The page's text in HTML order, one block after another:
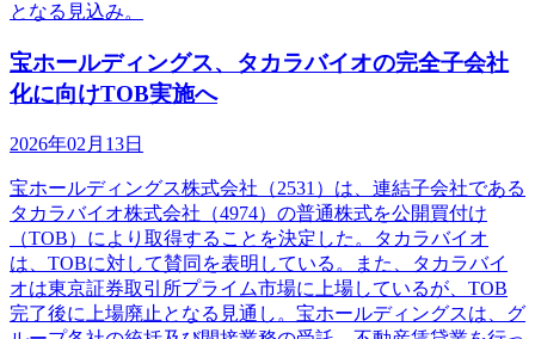
となる見込み。
宝ホールディングス、タカラバイオの完全子会社
化に向けTOB実施へ
2026年02月13日
宝ホールディングス株式会社（2531）は、連結子会社である
タカラバイオ株式会社（4974）の普通株式を公開買付け
（TOB）により取得することを決定した。タカラバイオ
は、TOBに対して賛同を表明している。また、タカラバイ
オは東京証券取引所プライム市場に上場しているが、TOB
完了後に上場廃止となる見通し。宝ホールディングスは、グ